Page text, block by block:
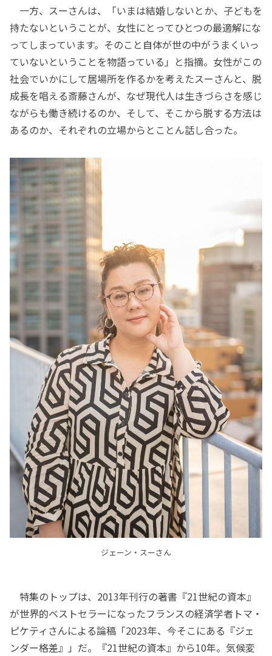
一方、スーさんは、「いまは結婚しないとか、子どもを
持たないということが、女性にとってひとつの最適解にな
ってしまっています。そのこと自体が世の中がうまくいっ
ていないということを物語っている」と指摘。女性がこの
社会でいかにして居場所を作るかを考えたスーさんと、脱
成長を唱える斎藤さんが、なぜ現代人は生きづらさを感じ
ながらも働き続けるのか、そして、そこから脱する方法は
あるのか、それぞれの立場からとことん話し合った。
ジェーン・スーさん
特集のトップは、2013年刊行の著書『21世紀の資本』
が世界的ベストセラーになったフランスの経済学者トマ・
ピケティさんによる論稿「2023年、今そこにある『ジェ
ンダー格差』」だ。『21世紀の資本』から10年。気候変